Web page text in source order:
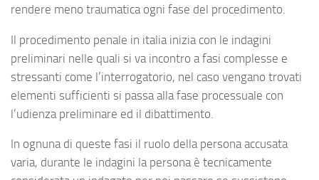
rendere meno traumatica ogni fase del procedimento.
Il procedimento penale in italia inizia con le indagini
preliminari nelle quali si va incontro a fasi complesse e
stressanti come l’interrogatorio, nel caso vengano trovati
elementi sufficienti si passa alla fase processuale con
l’udienza preliminare ed il dibattimento.
In ognuna di queste fasi il ruolo della persona accusata
varia, durante le indagini la persona è tecnicamente